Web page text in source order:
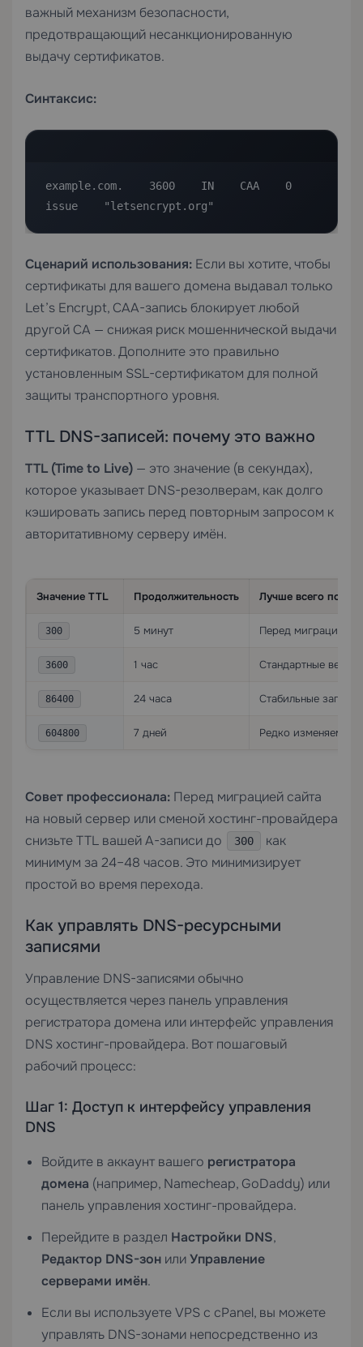
важный механизм безопасности,
предотвращающий несанкционированную
выдачу сертификатов.
Синтаксис:
example.com.    3600    IN    CAA    0
issue    "letsencrypt.org"
Сценарий использования: Если вы хотите, чтобы
сертификаты для вашего домена выдавал только
Let’s Encrypt, CAA-запись блокирует любой
другой CA — снижая риск мошеннической выдачи
сертификатов. Дополните это правильно
установленным SSL-сертификатом для полной
защиты транспортного уровня.
TTL DNS-записей: почему это важно
TTL (Time to Live) — это значение (в секундах),
которое указывает DNS-резолверам, как долго
кэшировать запись перед повторным запросом к
авторитативному серверу имён.
Значение TTL Продолжительность Лучше всего
300 5 минут Перед миграцией,
3600 1 час Стандартные веб-
86400 24 часа Стабильные записи
604800 7 дней Редко изменяемые
Совет профессионала: Перед миграцией сайта
на новый сервер или сменой хостинг-провайдера
снизьте TTL вашей A-записи до
300
как
минимум за 24–48 часов. Это минимизирует
простой во время перехода.
Как управлять DNS-ресурсными
записями
Управление DNS-записями обычно
осуществляется через панель управления
регистратора домена или интерфейс управления
DNS хостинг-провайдера. Вот пошаговый
рабочий процесс:
Шаг 1: Доступ к интерфейсу управления
DNS
Войдите в аккаунт вашего регистратора
домена (например, Namecheap, GoDaddy) или
панель управления хостинг-провайдера.
Перейдите в раздел Настройки DNS,
Редактор DNS-зон илиУправление
серверами имён.
Если вы используетеVPS с cPanel, вы можете
управлять DNS-зонами непосредственно из